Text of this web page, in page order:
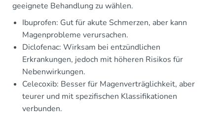
geeignete Behandlung zu wählen.
Ibuprofen: Gut für akute Schmerzen, aber kann
Magenprobleme verursachen.
Diclofenac: Wirksam bei entzündlichen
Erkrankungen, jedoch mit höheren Risikos für
Nebenwirkungen.
Celecoxib: Besser für Magenverträglichkeit, aber
teurer und mit spezifischen Klassifikationen
verbunden.